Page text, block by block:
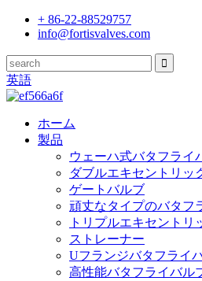
+ 86-22-88529757
info@fortisvalves.com
英語
ホーム
製品
ウェーハ式バタフライ
ダブルエキセントリッ
ゲートバルブ
頑丈なタイプのバタフ
トリプルエキセント
ストレーナー
Uフランジバタフライ
高性能バタフライバル